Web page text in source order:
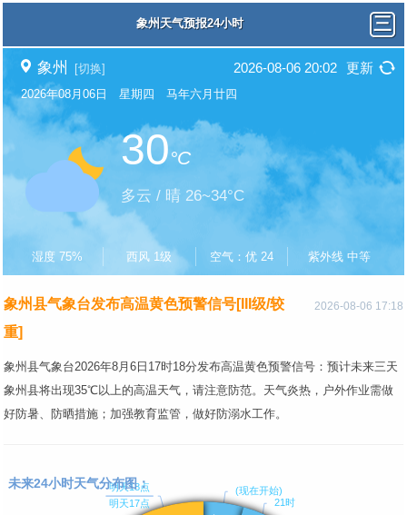
象州天气预报24小时
象州 [切换] 2026-08-06 20:02 更新
2026年08月06日 星期四 马年六月廿四
30°C
多云 / 晴 26~34°C
湿度 75% 西风 1级 空气：优 24 紫外线 中等
2026-08-06 17:18
象州县气象台发布高温黄色预警信号[III级/较
重]
象州县气象台2026年8月6日17时18分发布高温黄色预警信号：预计未来三天
象州县将出现35℃以上的高温天气，请注意防范。天气炎热，户外作业需做
好防暑、防晒措施；加强教育监管，做好防溺水工作。